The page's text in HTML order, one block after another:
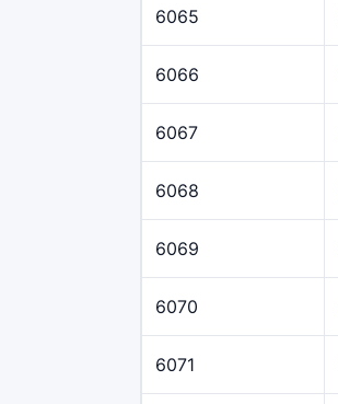
6065
6066
6067
6068
6069
6070
6071